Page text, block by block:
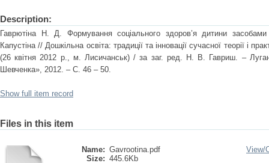
Description:
Гаврютіна Н. Д. Формування соціального здоров’я дитини
Капустіна // Дошкільна освіта: традиції та інновації сучасної теорії і
(26 квітня 2012 р., м. Лисичанськ) / за заг. ред. Н. В. Гавриш. –
Шевченка», 2012. – С. 46 – 50.
Show full item record
Files in this item
Name: Gavrootina.pdf
Size: 445.6Kb
View/